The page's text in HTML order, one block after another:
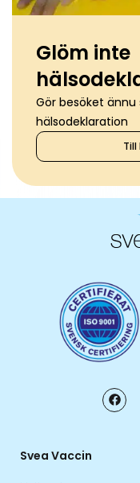
Glöm inte
Gör besöket
hälsodeklaration
Svea Vaccin